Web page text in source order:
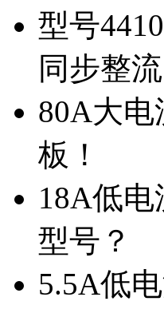
型号
同步整
80A大电
板！
18A低
型号？
5.5A低